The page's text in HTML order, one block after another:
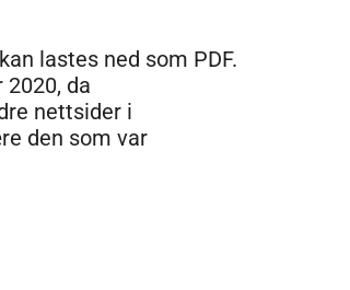
lastes ned som PDF.
da
nettsider i
den som var